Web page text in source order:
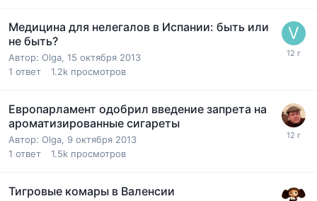
Медицина для нелегалов в Испании: быть или
не быть?
Автор: Olga, 15 октября 2013
1 ответ 1.2k просмотров
Европарламент одобрил введение запрета на
ароматизированные сигареты
Автор: Olga, 9 октября 2013
1 ответ 1.5k просмотров
Тигровые комары в Валенсии